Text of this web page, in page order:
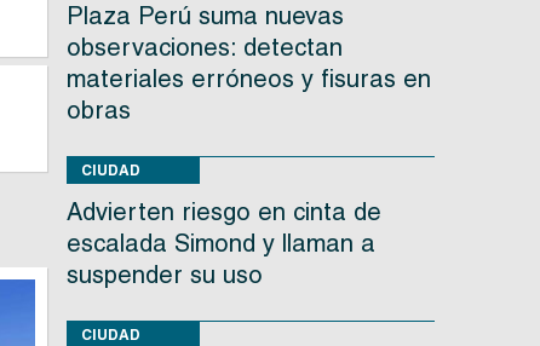
Plaza Perú suma nuevas
observaciones: detectan
materiales erróneos y fisuras en
obras
CIUDAD
Advierten riesgo en cinta de
escalada Simond y llaman a
suspender su uso
CIUDAD